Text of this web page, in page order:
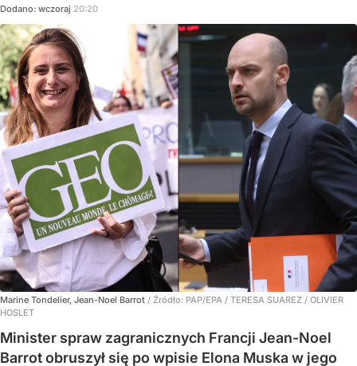
Dodano: wczoraj 20:20
Marine Tondelier, Jean-Noel Barrot / Źródło: PAP/EPA / TERESA SUAREZ / OLIVIER
HOSLET
Minister spraw zagranicznych Francji Jean-Noel
Barrot obruszył się po wpisie Elona Muska w jego